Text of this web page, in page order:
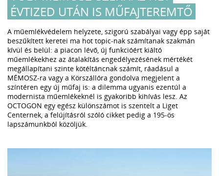
ÉVTIZED UTÁN IS MŰFAJTEREMTŐ
A műemlékvédelem helyzete, szigorú szabályai vagy épp saját
beszűkített keretei ma hot topic-nak számítanak szakmán
kívül és belül: a piacon lévő, új funkcióért kiáltó
műemlékekhez az átalakítás engedélyezésének mértékét
megállapítani szinte kötéltáncnak számít, ráadásul a
MÉMOSZ-ra vagy a Körszállóra gondolva megjelent a
színtéren egy új műfaj is: a dilemma ugyanis ezentúl a
modernista műemlékeknél is gyakoribb kihívás lesz. Az
OCTOGON egy egész különszámot is szentelt a Liget
Centernek, a felújításról szóló cikket pedig a 195-ös
lapszámunkból közöljük.